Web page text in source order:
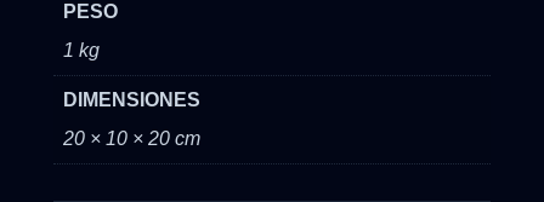
PESO
1 kg
DIMENSIONES
20 × 10 × 20 cm